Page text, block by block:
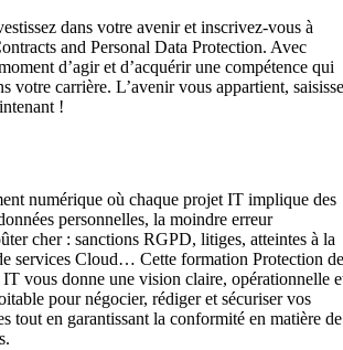
dans votre avenir et inscrivez-vous à
and Personal Data Protection. Avec
d’agir et d’acquérir une compétence qui
votre carrière. L’avenir vous appartient,
!
numérique où chaque projet IT implique des
personnelles, la moindre erreur
cher : sanctions RGPD, litiges, atteintes à la
services Cloud… Cette formation Protection
vous donne une vision claire, opérationnelle
pour négocier, rédiger et sécuriser vos
tout en garantissant la conformité en matière de